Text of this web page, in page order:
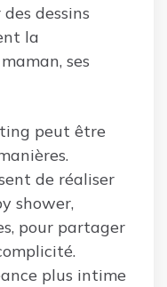
dessins
la
ses
peut être
de réaliser
shower,
pour partager
plus intime